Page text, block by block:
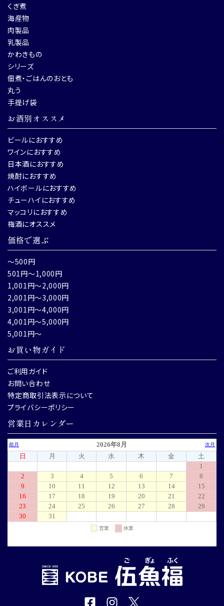
くぎ煮
海産物
肉製品
乳製品
かわきもの
シリーズ
佃煮・ごはんのおとも
丸う
手提げ袋
お酒別オススメ
ビールにおすすめ
ワインにおすすめ
日本酒におすすめ
焼酎におすすめ
ハイボールにおすすめ
チューハイにおすすめ
マッコリにおすすめ
梅酒にオススメ
価格で選ぶ
～500円
501円～1,000円
1,001円～2,000円
2,001円～3,000円
3,001円～4,000円
4,001円～5,000円
5,001円～
お買い物ガイド
ご利用ガイド
お問い合わせ
特定商取引法表示について
プライバシーポリシー
営業日カレンダー